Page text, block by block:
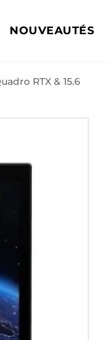
NOUVEAUTÉS
RTX & 15.6